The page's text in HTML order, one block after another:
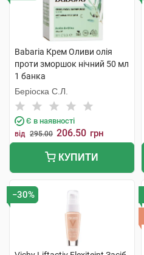
Babaria Крем Оливи олія
проти зморшок нічний 50 мл
1 банка
Беріоска С.Л.
Є в наявності
від 295.00 206.50 грн
КУПИТИ
−30%